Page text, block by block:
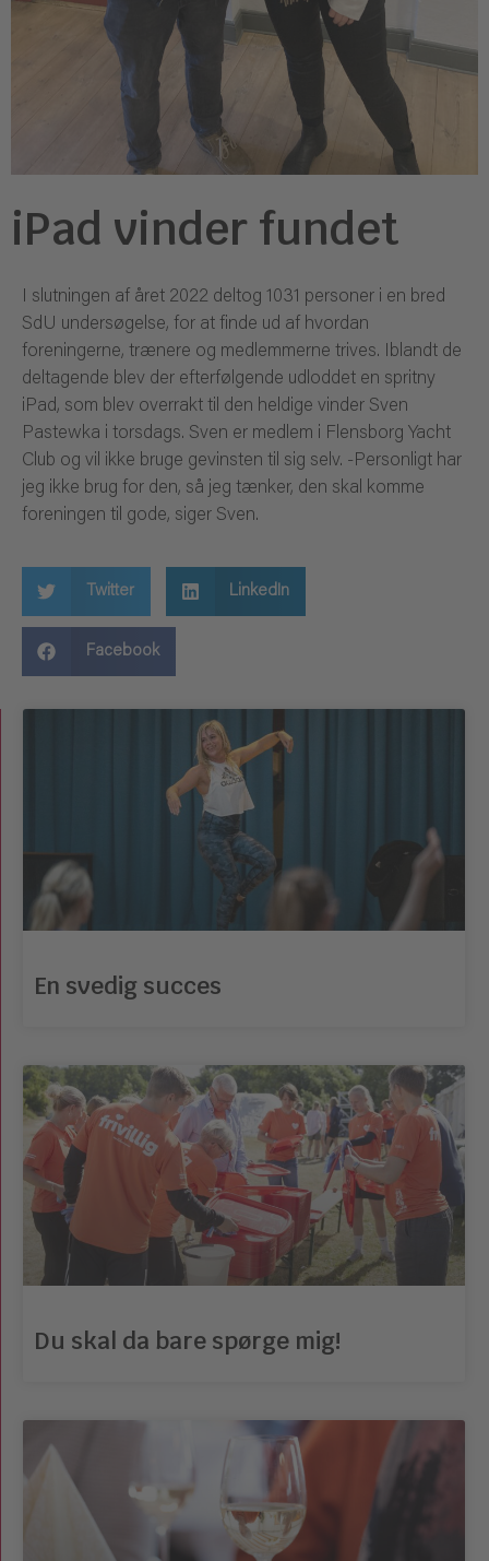
iPad vinder fundet
I slutningen af året 2022 deltog 1031 personer i en bred
SdU undersøgelse, for at finde ud af hvordan
foreningerne, trænere og medlemmerne trives. Iblandt de
deltagende blev der efterfølgende udloddet en spritny
iPad, som blev overrakt til den heldige vinder Sven
Pastewka i torsdags. Sven er medlem i Flensborg Yacht
Club og vil ikke bruge gevinsten til sig selv. -Personligt har
jeg ikke brug for den, så jeg tænker, den skal komme
foreningen til gode, siger Sven.
Twitter LinkedIn
Facebook
En svedig succes
Du skal da bare spørge mig!